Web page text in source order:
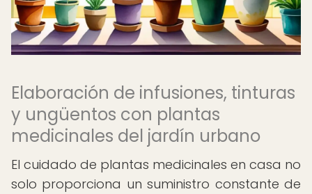
Elaboración de infusiones, tinturas
y ungüentos con plantas
medicinales del jardín urbano
El cuidado de plantas medicinales en casa no
solo proporciona un suministro constante de